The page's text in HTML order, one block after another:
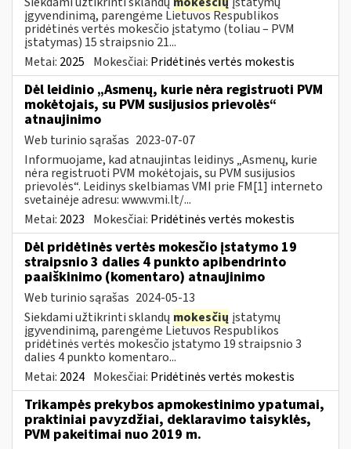
įgyvendinimą, parengėme Lietuvos Respublikos
pridėtinės vertės mokesčio įstatymo (toliau – PVM
įstatymas) 15 straipsnio 21...
Metai: 2025 Mokesčiai: Pridėtinės vertės mokestis
Dėl leidinio „Asmenų, kurie nėra registruoti PVM
mokėtojais, su PVM susijusios prievolės“
atnaujinimo
Web turinio sąrašas 2023-07-07
Informuojame, kad atnaujintas leidinys „Asmenų, kurie
nėra registruoti PVM mokėtojais, su PVM susijusios
prievolės“. Leidinys skelbiamas VMI prie FM[1] interneto
svetainėje adresu: www.vmi.lt/...
Metai: 2023 Mokesčiai: Pridėtinės vertės mokestis
Dėl pridėtinės vertės mokesčio įstatymo 19
straipsnio 3 dalies 4 punkto apibendrinto
paaiškinimo (komentaro) atnaujinimo
Web turinio sąrašas 2024-05-13
Siekdami užtikrinti sklandų mokesčių įstatymų
įgyvendinimą, parengėme Lietuvos Respublikos
pridėtinės vertės mokesčio įstatymo 19 straipsnio 3
dalies 4 punkto komentaro...
Metai: 2024 Mokesčiai: Pridėtinės vertės mokestis
Trikampės prekybos apmokestinimo ypatumai,
praktiniai pavyzdžiai, deklaravimo taisyklės,
PVM pakeitimai nuo 2019 m.